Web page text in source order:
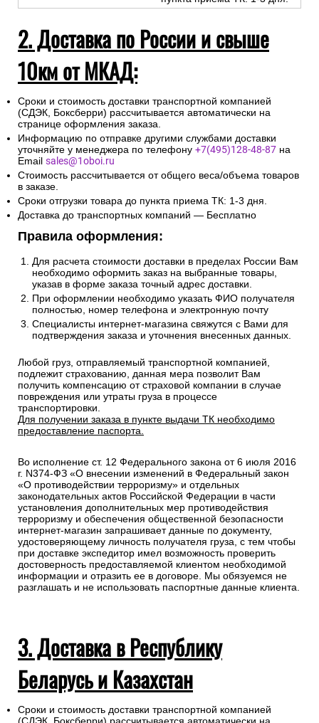
2. Доставка по России и свыше
10км от МКАД:
Сроки и стоимость доставки транспортной компанией
(СДЭК, Боксберри) рассчитывается автоматически на
странице оформления заказа.
Информацию по отправке другими службами доставки
уточняйте у менеджера по телефону +7(495)128-48-87 на
Email sales@1oboi.ru
Стоимость рассчитывается от общего веса/объема товаров
в заказе.
Сроки отгрузки товара до пункта приема ТК: 1-3 дня.
Доставка до транспортных компаний — Бесплатно
Правила оформления:
Для расчета стоимости доставки в пределах России Вам
необходимо оформить заказ на выбранные товары,
указав в форме заказа точный адрес доставки.
При оформлении необходимо указать ФИО получателя
полностью, номер телефона и электронную почту
Специалисты интернет-магазина свяжутся с Вами для
подтверждения заказа и уточнения внесенных данных.
Любой груз, отправляемый транспортной компанией,
подлежит страхованию, данная мера позволит Вам
получить компенсацию от страховой компании в случае
повреждения или утраты груза в процессе
транспортировки.
Для получении заказа в пункте выдачи ТК необходимо
предоставление паспорта.
Во исполнение ст. 12 Федерального закона от 6 июля 2016
г. N374-ФЗ «О внесении изменений в Федеральный закон
«О противодействии терроризму» и отдельных
законодательных актов Российской Федерации в части
установления дополнительных мер противодействия
терроризму и обеспечения общественной безопасности
интернет-магазин запрашивает данные по документу,
удостоверяющему личность получателя груза, с тем чтобы
при доставке экспедитор имел возможность проверить
достоверность предоставляемой клиентом необходимой
информации и отразить ее в договоре. Мы обязуемся не
разглашать и не использовать паспортные данные клиента.
3. Доставка в Республику
Беларусь и Казахстан
Сроки и стоимость доставки транспортной компанией